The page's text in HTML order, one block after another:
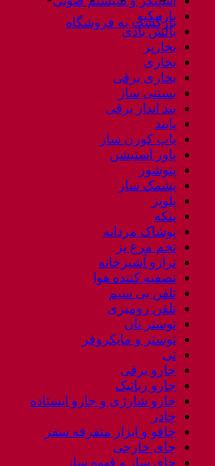
بازگشت به فروشگاه
باربیکیو
بالش بادی
بخارپز
بخاری
بخاری برقی
بستنی ساز
بند انداز برقی
پابند
پاپ کورن ساز
پاور استیشن
پتوشور
پشمک ساز
پلوپز
پنکه
پوشاک مردانه
تخم مرغ پز
ترازو آشپزخانه
تصفیه کننده هوا
تلفن بی سیم
تلفن رومیزی
توستر نان
توستر و مایکروفر
تی
جارو برقی
جارو رباتیک
جارو شارژی و جارو ایستاده
چادر
چاقو و ابزار متفرقه سفر
چای خارجی
چای ساز و قهوه ساز